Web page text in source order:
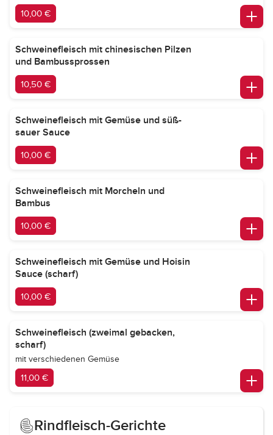
10,00 €
Schweinefleisch mit chinesischen Pilzen
und Bambussprossen
10,50 €
Schweinefleisch mit Gemüse und süß-
sauer Sauce
10,00 €
Schweinefleisch mit Morcheln und
Bambus
10,00 €
Schweinefleisch mit Gemüse und Hoisin
Sauce (scharf)
10,00 €
Schweinefleisch (zweimal gebacken,
scharf)
mit verschiedenen Gemüse
11,00 €
Rindfleisch-Gerichte